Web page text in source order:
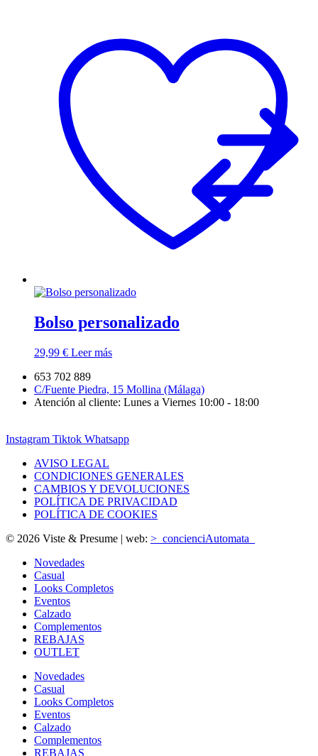
Bolso personalizado
29,99 € Leer más
653 702 889
C/Fuente Piedra, 15 Mollina (Málaga)
Atención al cliente: Lunes a Viernes 10:00 - 18:00
Instagram Tiktok Whatsapp
AVISO LEGAL
CONDICIONES GENERALES
CAMBIOS Y DEVOLUCIONES
POLÍTICA DE PRIVACIDAD
POLÍTICA DE COOKIES
© 2026 Viste & Presume | web: >_concienciAutomata_
Novedades
Casual
Looks Completos
Eventos
Calzado
Complementos
REBAJAS
OUTLET
Novedades
Casual
Looks Completos
Eventos
Calzado
Complementos
REBAJAS